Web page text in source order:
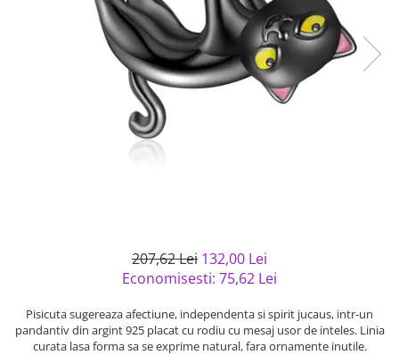
semipretioase
Bijuterii argint placat cu aur
Bijuterii argint cu diverse
Bijuterii argint cu murano
Bijuterii de Lux
Bijuterii gotice si rock
Bijuterii Handmade
Casete si cutii de bijuterii
207,62 Lei 132,00 Lei
Economisesti: 75,62 Lei
Pisicuta sugereaza afectiune, independenta si spirit jucaus, intr-un
pandantiv din argint 925 placat cu rodiu cu mesaj usor de inteles. Linia
curata lasa forma sa se exprime natural, fara ornamente inutile.